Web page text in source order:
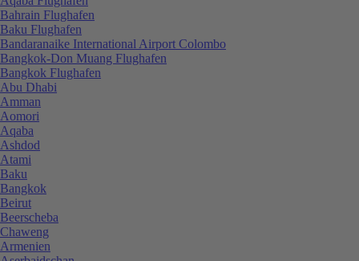
Bahrain Flughafen
Baku Flughafen
Bandaranaike International Airport Colombo
Bangkok-Don Muang Flughafen
Bangkok Flughafen
Abu Dhabi
Amman
Aomori
Aqaba
Ashdod
Atami
Baku
Bangkok
Beirut
Beerscheba
Chaweng
Armenien